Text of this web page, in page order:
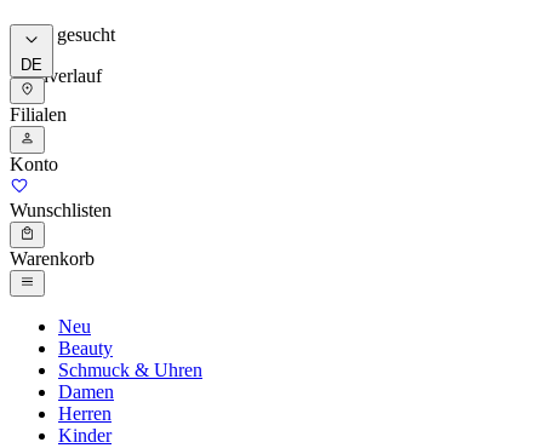
Meist gesucht
Suchverlauf
DE
Filialen
Konto
Wunschlisten
Warenkorb
Neu
Beauty
Schmuck & Uhren
Damen
Herren
Kinder